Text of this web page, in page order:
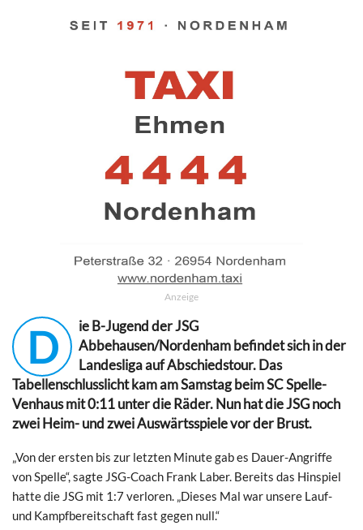
Anzeige
D
ie B-Jugend der JSG
Abbehausen/Nordenham befindet sich in der
Landesliga auf Abschiedstour. Das
Tabellenschlusslicht kam am Samstag beim SC Spelle-
Venhaus mit 0:11 unter die Räder. Nun hat die JSG noch
zwei Heim- und zwei Auswärtsspiele vor der Brust.
„Von der ersten bis zur letzten Minute gab es Dauer-Angriffe
von Spelle“, sagte JSG-Coach Frank Laber. Bereits das Hinspiel
hatte die JSG mit 1:7 verloren. „Dieses Mal war unsere Lauf-
und Kampfbereitschaft fast gegen null.“